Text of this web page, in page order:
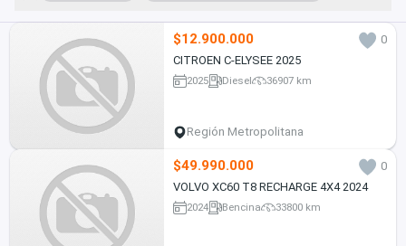
$12.900.000
0
CITROEN C-ELYSEE 2025
2025 Diesel 36907 km
Región Metropolitana
$49.990.000
0
VOLVO XC60 T8 RECHARGE 4X4 2024
2024 Bencina 33800 km